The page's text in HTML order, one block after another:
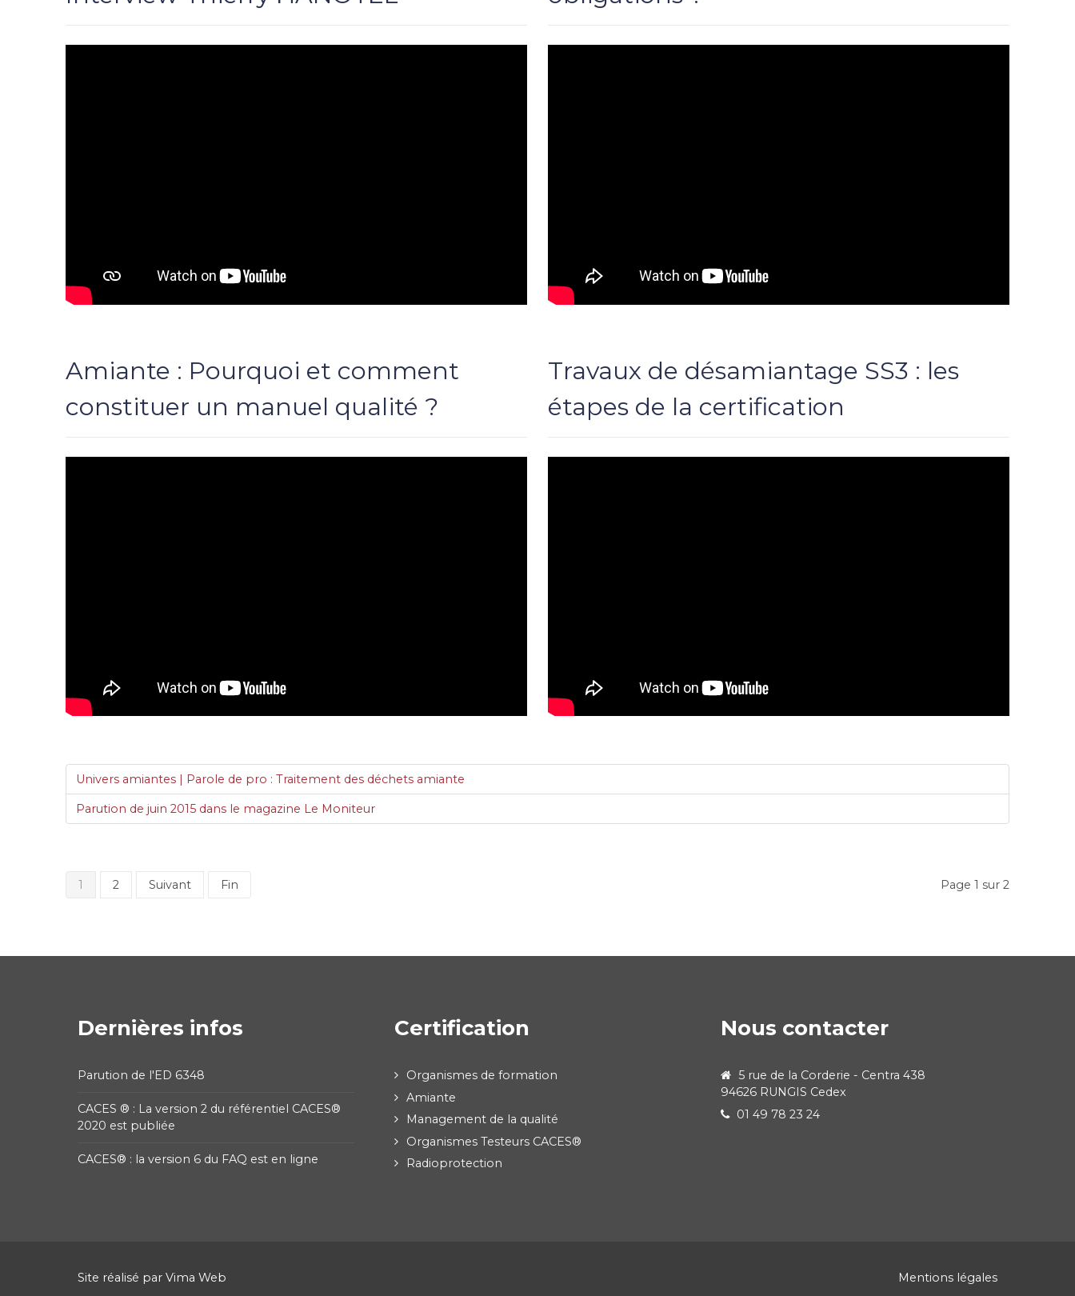
Amiante : Pourquoi et comment
constituer un manuel qualité ?
Travaux de désamiantage SS3 : les
étapes de la certification
Univers amiantes | Parole de pro : Traitement des déchets amiante
Parution de juin 2015 dans le magazine Le Moniteur
Page 1 sur 2
1 2 Suivant Fin
Dernières infos
Parution de l'ED 6348
CACES ® : La version 2 du référentiel CACES®
2020 est publiée
CACES® : la version 6 du FAQ est en ligne
Certification
Organismes de formation
Amiante
Management de la qualité
Organismes Testeurs CACES®
Radioprotection
Nous contacter
5 rue de la Corderie - Centra 438
94626 RUNGIS Cedex
01 49 78 23 24
Site réalisé par Vima Web Mentions légales